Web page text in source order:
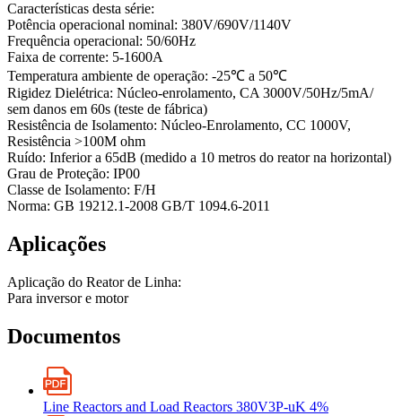
Características desta série:
Potência operacional nominal: 380V/690V/1140V
Frequência operacional: 50/60Hz
Faixa de corrente: 5-1600A
Temperatura ambiente de operação: -25℃ a 50℃
Rigidez Dielétrica: Núcleo-enrolamento, CA 3000V/50Hz/5mA/
sem danos em 60s (teste de fábrica)
Resistência de Isolamento: Núcleo-Enrolamento, CC 1000V,
Resistência >100M ohm
Ruído: Inferior a 65dB (medido a 10 metros do reator na horizontal)
Grau de Proteção: IP00
Classe de Isolamento: F/H
Norma: GB 19212.1-2008 GB/T 1094.6-2011
Aplicações
Aplicação do Reator de Linha:
Para inversor e motor
Documentos
Line Reactors and Load Reactors 380V3P-uK 4%